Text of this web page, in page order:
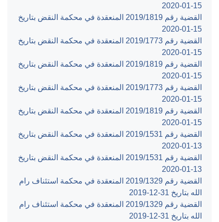
‎2020-01-15‏
القضية رقم ‎1819‏/‎2019‏ المنعقدة في محكمة النقض بتاريخ
‎2020-01-15‏
القضية رقم ‎1773‏/‎2019‏ المنعقدة في محكمة النقض بتاريخ
‎2020-01-15‏
القضية رقم ‎1819‏/‎2019‏ المنعقدة في محكمة النقض بتاريخ
‎2020-01-15‏
القضية رقم ‎1773‏/‎2019‏ المنعقدة في محكمة النقض بتاريخ
‎2020-01-15‏
القضية رقم ‎1819‏/‎2019‏ المنعقدة في محكمة النقض بتاريخ
‎2020-01-15‏
القضية رقم ‎1531‏/‎2019‏ المنعقدة في محكمة النقض بتاريخ
‎2020-01-13‏
القضية رقم ‎1531‏/‎2019‏ المنعقدة في محكمة النقض بتاريخ
‎2020-01-13‏
القضية رقم ‎1329‏/‎2019‏ المنعقدة في محكمة استئناف رام
الله بتاريخ ‎2019-12-31‏
القضية رقم ‎1329‏/‎2019‏ المنعقدة في محكمة استئناف رام
الله بتاريخ ‎2019-12-31‏